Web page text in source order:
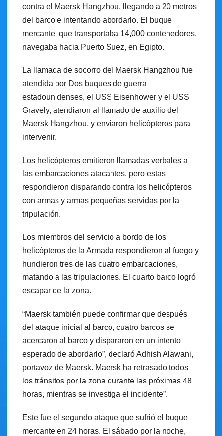
contra el Maersk Hangzhou, llegando a 20 metros
del barco e intentando abordarlo. El buque
mercante, que transportaba 14,000 contenedores,
navegaba hacia Puerto Suez, en Egipto.
La llamada de socorro del Maersk Hangzhou fue
atendida por Dos buques de guerra
estadounidenses, el USS Eisenhower y el USS
Gravely, atendiaron al llamado de auxilio del
Maersk Hangzhou, y enviaron helicópteros para
intervenir.
Los helicópteros emitieron llamadas verbales a
las embarcaciones atacantes, pero estas
respondieron disparando contra los helicópteros
con armas y armas pequeñas servidas por la
tripulación.
Los miembros del servicio a bordo de los
helicópteros de la Armada respondieron al fuego y
hundieron tres de las cuatro embarcaciones,
matando a las tripulaciones. El cuarto barco logró
escapar de la zona.
“Maersk también puede confirmar que después
del ataque inicial al barco, cuatro barcos se
acercaron al barco y dispararon en un intento
esperado de abordarlo”, declaró Adhish Alawani,
portavoz de Maersk. Maersk ha retrasado todos
los tránsitos por la zona durante las próximas 48
horas, mientras se investiga el incidente”.
Este fue el segundo ataque que sufrió el buque
mercante en 24 horas. El sábado por la noche,